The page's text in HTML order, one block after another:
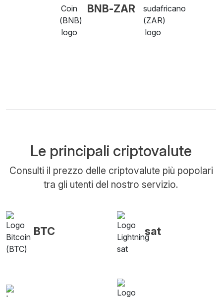
BNB-ZAR
Le principali criptovalute
Consulti il prezzo delle criptovalute più popolari
tra gli utenti del nostro servizio.
BTC sat